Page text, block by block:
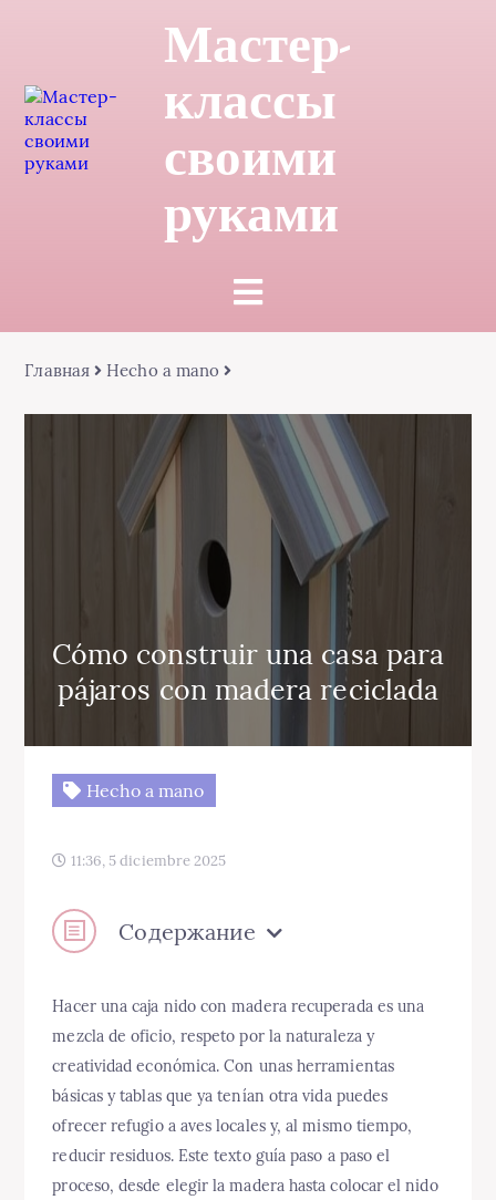
Мастер-
классы
своими
руками
Главная Hecho a mano
Cómo construir una casa para
pájaros con madera reciclada
Hecho a mano
11:36, 5 diciembre 2025
Содержание
Hacer una caja nido con madera recuperada es una
mezcla de oficio, respeto por la naturaleza y
creatividad económica. Con unas herramientas
básicas y tablas que ya tenían otra vida puedes
ofrecer refugio a aves locales y, al mismo tiempo,
reducir residuos. Este texto guía paso a paso el
proceso, desde elegir la madera hasta colocar el nido